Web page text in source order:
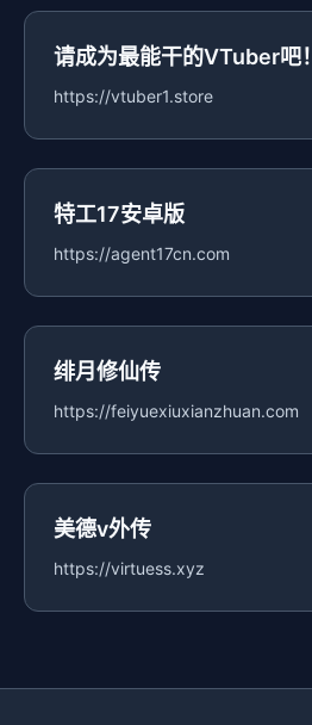
请成为最能干的VTuber吧！
https://vtuber1.store
特工17安卓版
https://agent17cn.com
绯月修仙传
https://feiyuexiuxianzhuan.com
美德v外传
https://virtuess.xyz